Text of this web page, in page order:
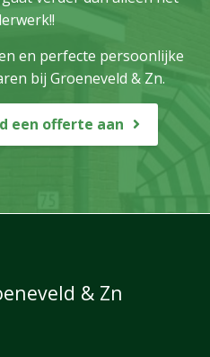
en perfecte persoonlijke
bij Groeneveld & Zn.
een offerte aan
& Zn